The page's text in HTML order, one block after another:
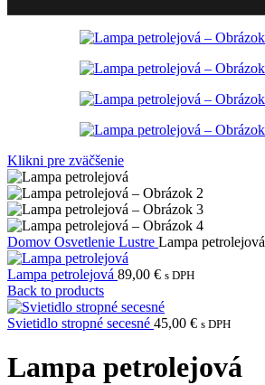
Klikni pre zväčšenie
Domov Osvetlenie Lustre Lampa petrolejová
Lampa petrolejová 89,00 € s DPH
Back to products
Svietidlo stropné secesné 45,00 € s DPH
Lampa petrolejová